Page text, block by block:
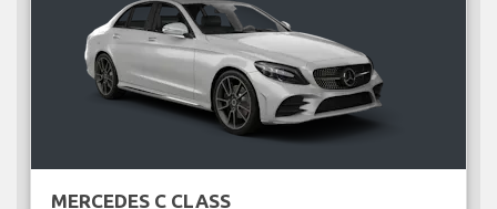
MERCEDES C CLASS